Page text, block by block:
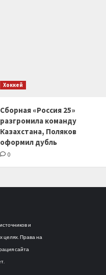
Хоккей
Сборная «Россия 25»
разгромила команду
Казахстана, Поляков
оформил дубль
0
и
целях. Права на
сайта